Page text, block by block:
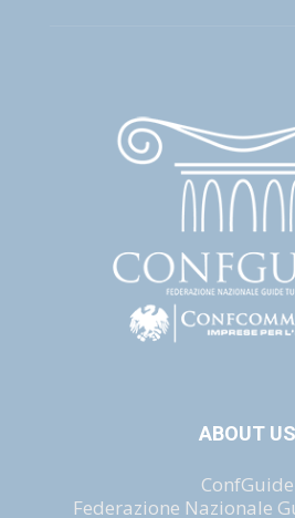
ABOUT US
ConfGuide
Federazione Nazionale